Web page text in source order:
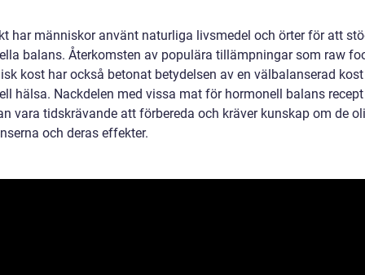
har människor använt naturliga livsmedel och örter för att
balans. Återkomsten av populära tillämpningar som raw
kost har också betonat betydelsen av en välbalanserad
hälsa. Nackdelen med vissa mat för hormonell balans
vara tidskrävande att förbereda och kräver kunskap om de
och deras effekter.